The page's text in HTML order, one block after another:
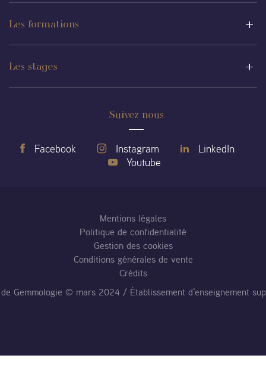
Les formations
Les stages
Suivez nous
Facebook Instagram
LinkedIn
Youtube
Mentions légales
Politique de confidentialité
Gestion des cookies
Conditions générales de vente
Crédits
Gemmologie © mars 2024 / Établissement d'enseignement